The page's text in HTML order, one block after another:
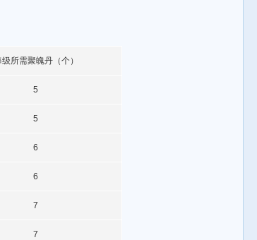
级所需聚魄丹（个）
5
5
6
6
7
7